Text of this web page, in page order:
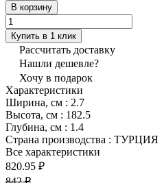
В корзину
Купить в 1 клик
Рассчитать доставку
Нашли дешевле?
Хочу в подарок
Характеристики
Ширина, см : 2.7
Высота, см : 182.5
Глубина, см : 1.4
Страна производства : ТУРЦИЯ
Все характеристики
820.95 ₽